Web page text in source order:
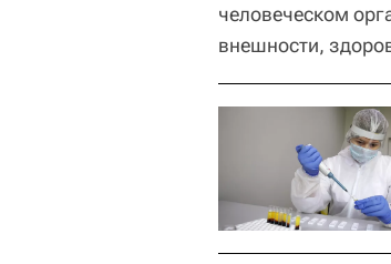
человеческом
внешности,